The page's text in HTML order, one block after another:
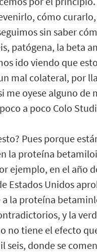
cómo
sin saber
patógena, la beta
ido viendo que
mal colateral, por
me oyese alguno
a poco Colo
Pues porque
la proteína
ejemplo, en el año
Estados Unidos
la proteína
y la
no tiene el efecto
seis, donde se